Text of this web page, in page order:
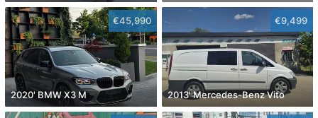
€45,990
2020' BMW X3 M
€9,499
2013' Mercedes-Benz Vito